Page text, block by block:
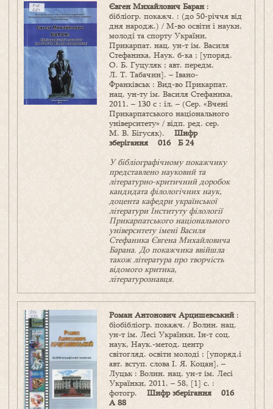
Євген Михайлович Баран:
бібліогр. покажч. : (до 50‑річчя від
дня народж.) / М-во освіти і науки,
молоді та спорту України,
Прикарпат. нац. ун-т ім. Василя
Стефаника, Наук. б‑ка ; [упоряд.
О. Б. Гуцуляк ; авт. передм.
Л. Т. Табачин]. – Івано-
Франківськ : Вид-во Прикарпат.
нац. ун-ту ім. Василя Стефаника,
2011. – 130 с : іл. – (Сер. «Вчені
Прикарпатського національного
університету» / відп. ред. сер.
М. В. Бігусяк). Шифр
зберігання 016 Б 24
У бібліографічному покажчику
представлено науковий та
літературно-критичний доробок
кандидата філологічних наук,
доцента кафедри української
літератури Інституту філології
Прикарпатського національного
університету імені Василя
Стефаника Євгена Михайловича
Барана. До покажчика ввійшла
також література про творчість
відомого критика,
літературознавця.
Роман Антонович Арцишевський:
біобібліогр. покажч. / Волин. нац.
ун-т ім. Лесі Українки, Ін‑т соц.
наук, Наук.-метод. центр
світогляд. освіти молоді ; [упоряд.і
авт. вступ. слова І. Я. Коцан]. –
Луцьк : Волин. нац. ун-т ім. Лесі
Українки, 2011. – 58, [1] с. :
фотогр. Шифр зберігання 016
А 88